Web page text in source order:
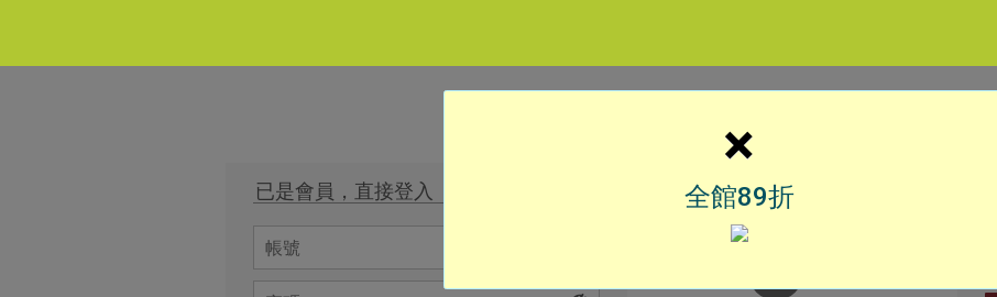
已是會員，直接登入
×
全館89折